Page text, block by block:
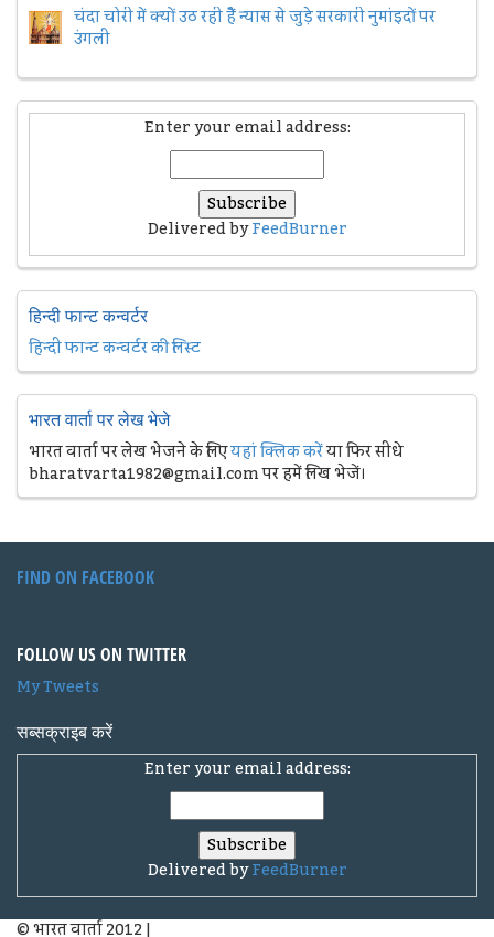
चंदा चोरी में क्यों उठ रही हैैं न्यास से जुड़े सरकारी नुमांइदों पर
उंगली
Enter your email address:
Delivered byFeedBurner
हिन्दी फान्ट कन्वर्टर
हिन्दी फान्ट कन्वर्टर की लिस्ट
भारत वार्ता पर लेख भेजे
भारत वार्ता पर लेख भेजने के लिएयहां क्लिक करेंया फिर सीधे
bharatvarta1982@gmail.com पर हमें लिख भेजें।
FIND ON FACEBOOK
FOLLOW US ON TWITTER
My Tweets
सब्सक्राइब करें
Enter your email address:
Delivered byFeedBurner